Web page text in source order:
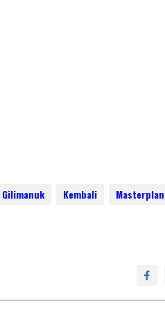
Gilimanuk Kembali Masterplan